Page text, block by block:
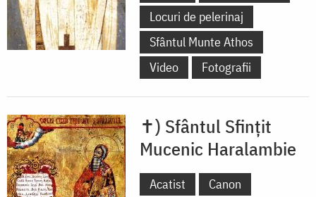
Locuri de pelerinaj
Sfântul Munte Athos
Video
Fotografii
✝) Sfântul Sfințit
Mucenic Haralambie
Acatist
Canon